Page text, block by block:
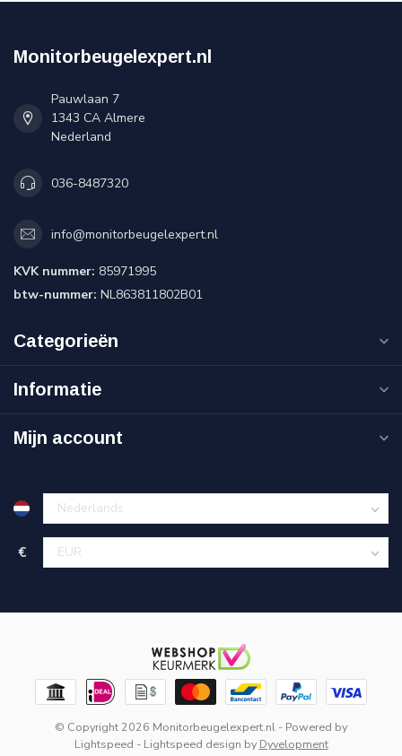
Monitorbeugelexpert.nl
Pauwlaan 7
1343 CA Almere
Nederland
036-8487320
info@monitorbeugelexpert.nl
KVK nummer: 85971995
btw-nummer: NL863811802B01
Categorieën
Informatie
Mijn account
€
© Copyright 2026 Monitorbeugelexpert.nl - Powered by
Lightspeed - Lightspeed design by Dyvelopment